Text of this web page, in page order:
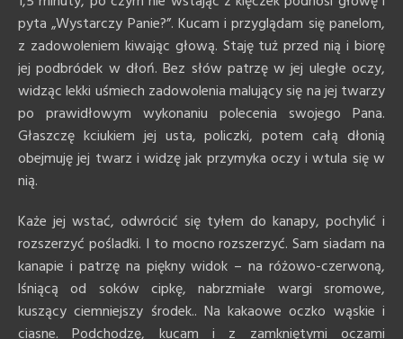
pyta „Wystarczy Panie?”. Kucam i przyglądam się panelom,
z zadowoleniem kiwając głową. Staję tuż przed nią i biorę
jej podbródek w dłoń. Bez słów patrzę w jej uległe oczy,
widząc lekki uśmiech zadowolenia malujący się na jej twarzy
po prawidłowym wykonaniu polecenia swojego Pana.
Głaszczę kciukiem jej usta, policzki, potem całą dłonią
obejmuję jej twarz i widzę jak przymyka oczy i wtula się w
nią.
Każe jej wstać, odwrócić się tyłem do kanapy, pochylić i
rozszerzyć pośladki. I to mocno rozszerzyć. Sam siadam na
kanapie i patrzę na piękny widok – na różowo-czerwoną,
lśniącą od soków cipkę, nabrzmiałe wargi sromowe,
kuszący ciemniejszy środek.. Na kakaowe oczko wąskie i